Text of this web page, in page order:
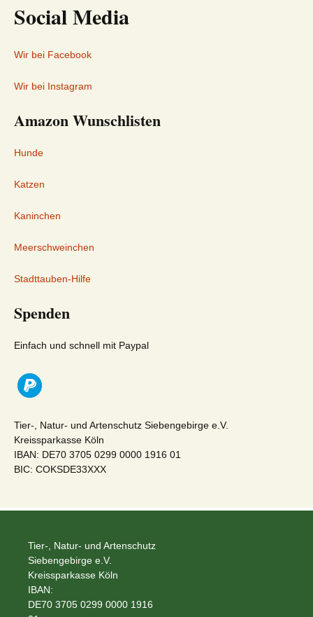
Social Media
Wir bei Facebook
Wir bei Instagram
Amazon Wunschlisten
Hunde
Katzen
Kaninchen
Meerschweinchen
Stadttauben-Hilfe
Spenden
Einfach und schnell mit Paypal
Tier-, Natur- und Artenschutz Siebengebirge e.V.
Kreissparkasse Köln
IBAN: DE70 3705 0299 0000 1916 01
BIC: COKSDE33XXX
Tier-, Natur- und Artenschutz
Siebengebirge e.V.
Kreissparkasse Köln
IBAN:
DE70 3705 0299 0000 1916